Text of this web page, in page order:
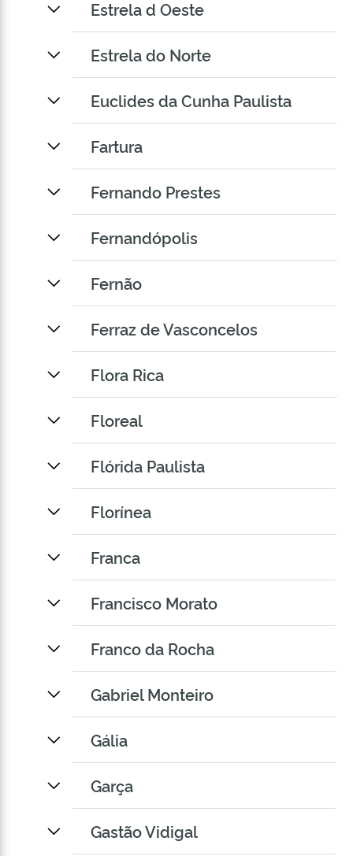
Estrela d Oeste
Estrela do Norte
Euclides da Cunha Paulista
Fartura
Fernando Prestes
Fernandópolis
Fernão
Ferraz de Vasconcelos
Flora Rica
Floreal
Flórida Paulista
Florínea
Franca
Francisco Morato
Franco da Rocha
Gabriel Monteiro
Gália
Garça
Gastão Vidigal